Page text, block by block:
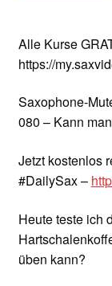
Alle Kurse
https://
Saxophone-
080 – Kann
Jetzt kostenlos
#DailySax –
Heute teste ich
üben kann?